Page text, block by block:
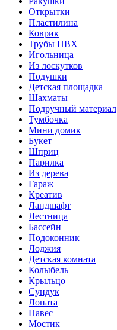
Открытки
Пластилина
Коврик
Трубы ПВХ
Игольница
Из лоскутков
Подушки
Детская площадка
Шахматы
Подручный материал
Тумбочка
Мини домик
Букет
Шприц
Парилка
Из дерева
Гараж
Креатив
Ландшафт
Лестница
Бассейн
Подоконник
Лоджия
Детская комната
Колыбель
Крыльцо
Сундук
Лопата
Навес
Мостик